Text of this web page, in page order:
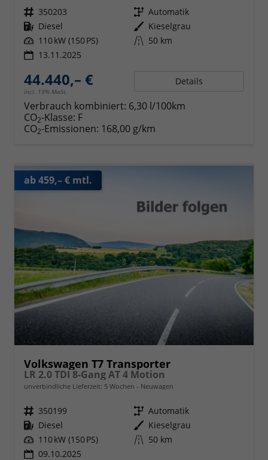
Fahrzeugnr. 350203 Getriebe Automatik
Kraftstoff Diesel Außenfarbe Kieselgrau
Leistung 110 kW (150 PS) Kilometerstand 50 km
13.11.2025
44.440,– €
incl. 19% MwSt.
Details
Verbrauch kombiniert: 6,30 l/100km
CO2-Klasse: F
CO2-Emissionen: 168,00 g/km
ab 459,– € mtl.
Volkswagen T7 Transporter
LR 2.0 TDI 8-Gang AT 4 Motion
unverbindliche Lieferzeit: 5 Wochen Neuwagen
Fahrzeugnr. 350199 Getriebe Automatik
Kraftstoff Diesel Außenfarbe Kieselgrau
Leistung 110 kW (150 PS) Kilometerstand 50 km
09.10.2025